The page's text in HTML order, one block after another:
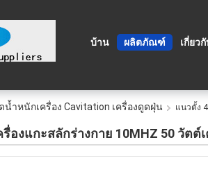
บ้าน ผลิตภัณฑ์ เกี่ยว
น้ำหนักเครื่อง Cavitation เครื่องดูดฝุ่น แนวตั้ง
รื่องแกะสลักร่างกาย 10MHZ 50 วัต